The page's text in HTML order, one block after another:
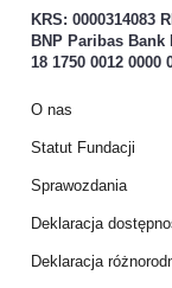
KRS: 0000314083
BNP Paribas Bank
18 1750 0012 0000
O nas
Statut Fundacji
Sprawozdania
Deklaracja
Deklaracja